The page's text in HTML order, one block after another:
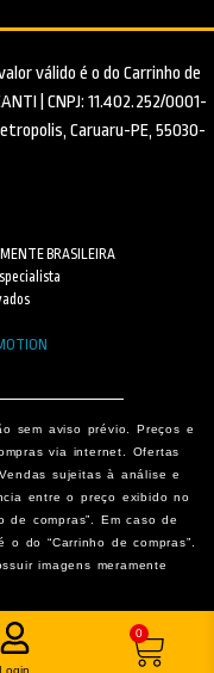
válido é o do Carrinho de
| CNPJ: 11.402.252/0001-
Caruaru-PE, 55030-
BRASILEIRA
sem aviso prévio. Preços e
via internet. Ofertas
sujeitas à análise e
entre o preço exibido no
de compras”. Em caso de
do “Carrinho de compras”.
imagens meramente
0